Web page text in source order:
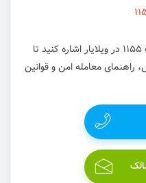
هنگام تماس تلفنی، لطفاً به کد ملک 1155 در ویلایار اشاره کنید تا
راهنمای معامله امن و قوانین